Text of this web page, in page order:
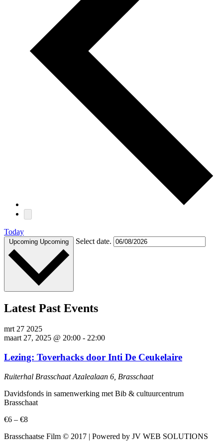
Today
Upcoming Upcoming Select date.
Latest Past Events
mrt27 2025
maart 27, 2025 @ 20:00 - 22:00
Lezing: Toverhacks door Inti De Ceukelaire
Ruiterhal BrasschaatAzalealaan 6, Brasschaat
Davidsfonds in samenwerking met Bib & cultuurcentrum
Brasschaat
€6 – €8
Brasschaatse Film © 2017 | Powered by JV WEB SOLUTIONS